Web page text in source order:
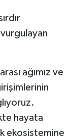
vurgulayan
ağımız ve
hayata
ekosistemine